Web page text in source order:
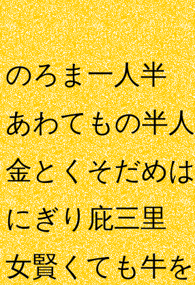
のろま一人半
あわてもの半
金とくそだめ
にぎり庇三里
女賢くても牛